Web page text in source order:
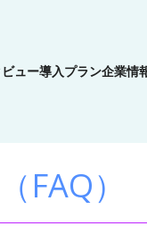
ュー導入プラン企業情
FAQ）